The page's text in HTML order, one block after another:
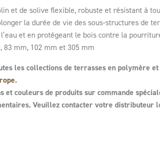
et de solive flexible, robuste et résistant à
la durée de vie des sous-structures de
et en protégeant le bois contre la
83 mm, 102 mm et 305 mm
les collections de terrasses en polymère
.
et couleurs de produits sur commande
Veuillez contacter votre distributeur